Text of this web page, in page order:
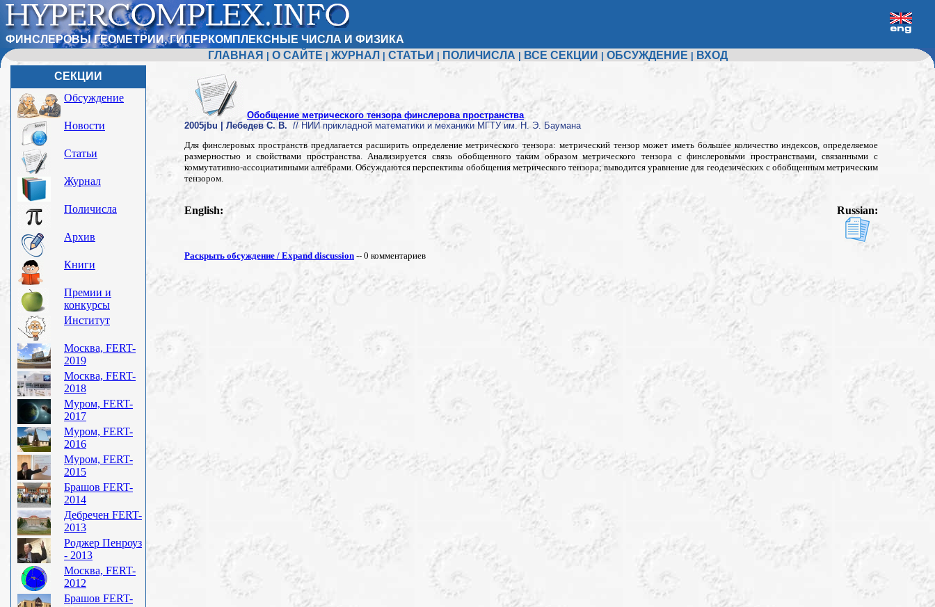
ФИНСЛЕРОВЫ ГЕОМЕТРИИ, ГИПЕРКОМПЛЕКСНЫЕ ЧИСЛА И ФИЗИКА
ГЛАВНАЯ
О САЙТЕ ЖУРНАЛ СТАТЬИ ПОЛИЧИСЛА ВСЕ СЕКЦИИ ОБСУЖДЕНИЕ
ВХОД
СЕКЦИИ
Обсуждение
Новости
Статьи
Журнал
Поличисла
Архив
Книги
Премии и
конкурсы
Институт
Москва, FERT-
2019
Москва, FERT-
2018
Муром, FERT-
2017
Муром, FERT-
2016
Муром, FERT-
2015
Брашов FERT-
2014
Дебречен FERT-
2013
Роджер Пенроуз
- 2013
Москва, FERT-
2012
Брашов FERT-
Обобщение метрического тензора финслерова пространства
2005jbu | Лебедев С. В. // НИИ прикладной математики и механики МГТУ им. Н. Э. Баумана
Для финслеровых пространств предлагается расширить определение метрического тензора: метрический тензор может иметь большее количество индексов, определяемое
размерностью и свойствами пространства. Анализируется связь обобщенного таким образом метрического тензора с финслеровыми пространствами, связанными с
коммутативно-ассоциативными алгебрами. Обсуждаются перспективы обобщения метрического тензора; выводится уравнение для геодезических с обобщенным метрическим
тензором.
English: Russian:
Раскрыть обсуждение / Expand discussion -- 0 комментариев